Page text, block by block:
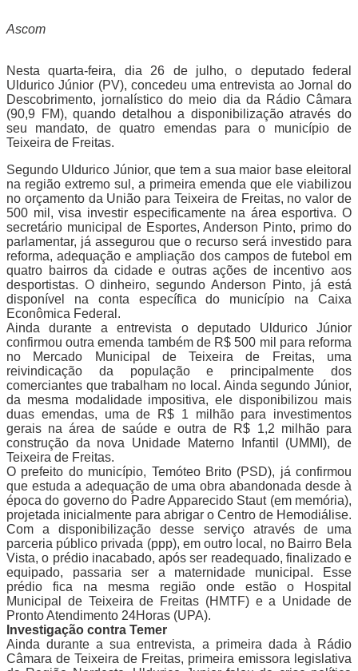
Ascom
Nesta quarta-feira, dia 26 de julho, o deputado federal
Uldurico Júnior (PV), concedeu uma entrevista ao Jornal do
Descobrimento, jornalístico do meio dia da Rádio Câmara
(90,9 FM), quando detalhou a disponibilização através do
seu mandato, de quatro emendas para o município de
Teixeira de Freitas.
Segundo Uldurico Júnior, que tem a sua maior base eleitoral
na região extremo sul, a primeira emenda que ele viabilizou
no orçamento da União para Teixeira de Freitas, no valor de
500 mil, visa investir especificamente na área esportiva. O
secretário municipal de Esportes, Anderson Pinto, primo do
parlamentar, já assegurou que o recurso será investido para
reforma, adequação e ampliação dos campos de futebol em
quatro bairros da cidade e outras ações de incentivo aos
desportistas. O dinheiro, segundo Anderson Pinto, já está
disponível na conta específica do município na Caixa
Econômica Federal.
Ainda durante a entrevista o deputado Uldurico Júnior
confirmou outra emenda também de R$ 500 mil para reforma
no Mercado Municipal de Teixeira de Freitas, uma
reivindicação da população e principalmente dos
comerciantes que trabalham no local. Ainda segundo Júnior,
da mesma modalidade impositiva, ele disponibilizou mais
duas emendas, uma de R$ 1 milhão para investimentos
gerais na área de saúde e outra de R$ 1,2 milhão para
construção da nova Unidade Materno Infantil (UMMI), de
Teixeira de Freitas.
O prefeito do município, Temóteo Brito (PSD), já confirmou
que estuda a adequação de uma obra abandonada desde à
época do governo do Padre Apparecido Staut (em memória),
projetada inicialmente para abrigar o Centro de Hemodiálise.
Com a disponibilização desse serviço através de uma
parceria público privada (ppp), em outro local, no Bairro Bela
Vista, o prédio inacabado, após ser readequado, finalizado e
equipado, passaria ser a maternidade municipal. Esse
prédio fica na mesma região onde estão o Hospital
Municipal de Teixeira de Freitas (HMTF) e a Unidade de
Pronto Atendimento 24Horas (UPA).
Investigação contra Temer
Ainda durante a sua entrevista, a primeira dada à Rádio
Câmara de Teixeira de Freitas, primeira emissora legislativa